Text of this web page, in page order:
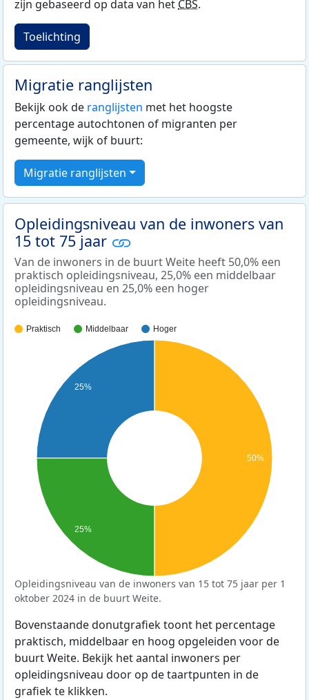
zijn gebaseerd op data van het CBS.
Toelichting
Migratie ranglijsten
Bekijk ook de ranglijsten met het hoogste
percentage autochtonen of migranten per
gemeente, wijk of buurt:
Migratie ranglijsten
Opleidingsniveau van de inwoners van
15 tot 75 jaar
Van de inwoners in de buurt Weite heeft 50,0% een
praktisch opleidingsniveau, 25,0% een middelbaar
opleidingsniveau en 25,0% een hoger
opleidingsniveau.
Praktisch Middelbaar Hoger
25%
25%
50%
Opleidingsniveau van de inwoners van 15 tot 75 jaar per 1
oktober 2024 in de buurt Weite.
Bovenstaande donutgrafiek toont het percentage
praktisch, middelbaar en hoog opgeleiden voor de
buurt Weite. Bekijk het aantal inwoners per
opleidingsniveau door op de taartpunten in de
grafiek te klikken.